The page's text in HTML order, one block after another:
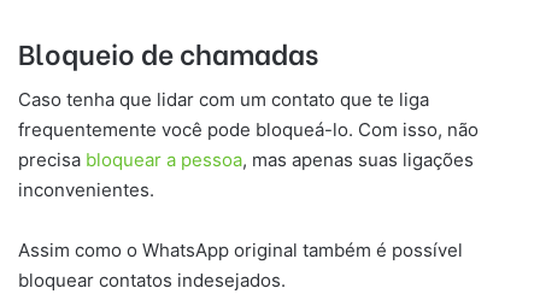
Bloqueio de chamadas
Caso tenha que lidar com um contato que te liga
frequentemente você pode bloqueá-lo. Com isso, não
precisa bloquear a pessoa, mas apenas suas ligações
inconvenientes.
Assim como o WhatsApp original também é possível
bloquear contatos indesejados.